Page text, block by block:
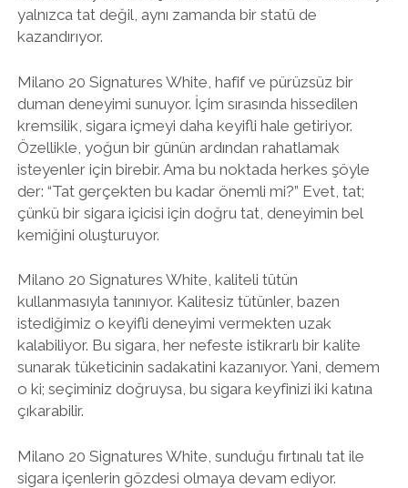
yalnızca tat değil, aynı zamanda bir statü de
kazandırıyor.
Milano 20 Signatures White, hafif ve pürüzsüz bir
duman deneyimi sunuyor. İçim sırasında hissedilen
kremsilik, sigara içmeyi daha keyifli hale getiriyor.
Özellikle, yoğun bir günün ardından rahatlamak
isteyenler için birebir. Ama bu noktada herkes şöyle
der: “Tat gerçekten bu kadar önemli mi?” Evet, tat;
çünkü bir sigara içicisi için doğru tat, deneyimin bel
kemiğini oluşturuyor.
Milano 20 Signatures White, kaliteli tütün
kullanmasıyla tanınıyor. Kalitesiz tütünler, bazen
istediğimiz o keyifli deneyimi vermekten uzak
kalabiliyor. Bu sigara, her nefeste istikrarlı bir kalite
sunarak tüketicinin sadakatini kazanıyor. Yani, demem
o ki; seçiminiz doğruysa, bu sigara keyfinizi iki katına
çıkarabilir.
Milano 20 Signatures White, sunduğu fırtınalı tat ile
sigara içenlerin gözdesi olmaya devam ediyor.